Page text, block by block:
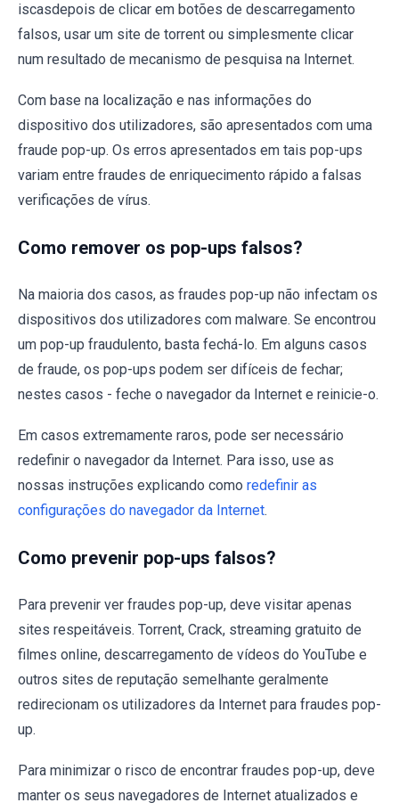
iscasdepois de clicar em botões de descarregamento
falsos, usar um site de torrent ou simplesmente clicar
num resultado de mecanismo de pesquisa na Internet.
Com base na localização e nas informações do
dispositivo dos utilizadores, são apresentados com uma
fraude pop-up. Os erros apresentados em tais pop-ups
variam entre fraudes de enriquecimento rápido a falsas
verificações de vírus.
Como remover os pop-ups falsos?
Na maioria dos casos, as fraudes pop-up não infectam os
dispositivos dos utilizadores com malware. Se encontrou
um pop-up fraudulento, basta fechá-lo. Em alguns casos
de fraude, os pop-ups podem ser difíceis de fechar;
nestes casos - feche o navegador da Internet e reinicie-o.
Em casos extremamente raros, pode ser necessário
redefinir o navegador da Internet. Para isso, use as
nossas instruções explicando como redefinir as
configurações do navegador da Internet.
Como prevenir pop-ups falsos?
Para prevenir ver fraudes pop-up, deve visitar apenas
sites respeitáveis. Torrent, Crack, streaming gratuito de
filmes online, descarregamento de vídeos do YouTube e
outros sites de reputação semelhante geralmente
redirecionam os utilizadores da Internet para fraudes pop-
up.
Para minimizar o risco de encontrar fraudes pop-up, deve
manter os seus navegadores de Internet atualizados e